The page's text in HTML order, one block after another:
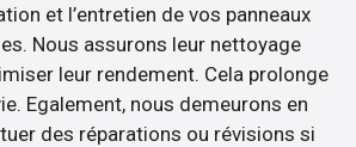
et l’entretien de vos panneaux
Nous assurons leur nettoyage
leur rendement. Cela prolonge
Egalement, nous demeurons en
des réparations ou révisions si